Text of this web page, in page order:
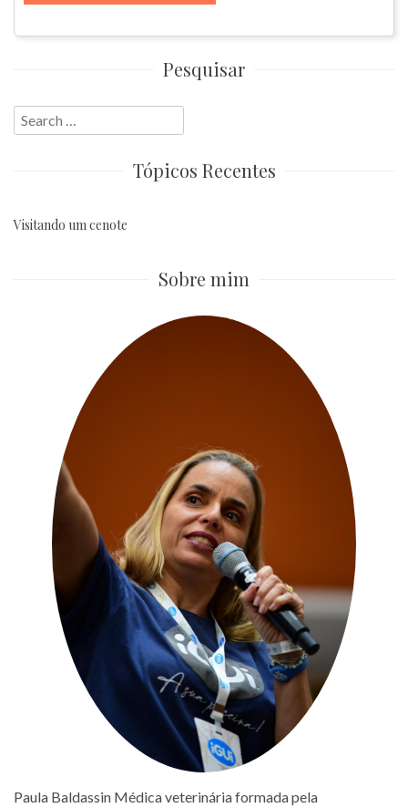
Pesquisar
Search
for:
Tópicos Recentes
Visitando um cenote
Sobre mim
Paula Baldassin Médica veterinária formada pela